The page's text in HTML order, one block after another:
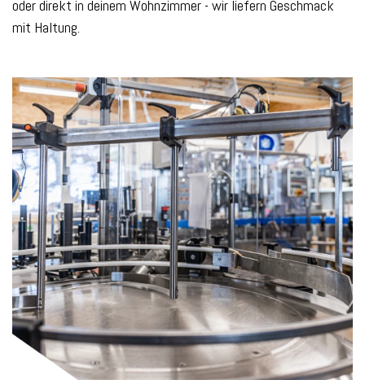
oder direkt in deinem Wohnzimmer - wir liefern Geschmack
mit Haltung.